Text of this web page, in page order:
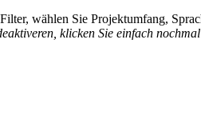
wählen Sie Projektumfang,
klicken Sie einfach